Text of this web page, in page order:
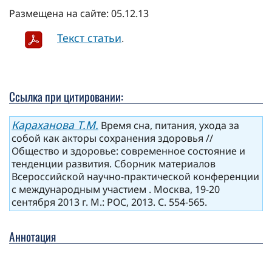
Размещена на сайте: 05.12.13
Текст статьи.
Ссылка при цитировании:
Караханова Т.М. Время сна, питания, ухода за
собой как акторы сохранения здоровья //
Общество и здоровье: современное состояние и
тенденции развития. Сборник материалов
Всероссийской научно-практической конференции
с международным участием . Москва, 19-20
сентября 2013 г. М.: РОС, 2013. C. 554-565.
Аннотация